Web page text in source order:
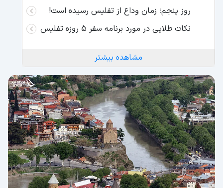
روز پنجم؛ زمان وداع از تفلیس رسیده است!
نکات طلایی در مورد برنامه سفر 5 روزه تفلیس
مشاهده بیشتر